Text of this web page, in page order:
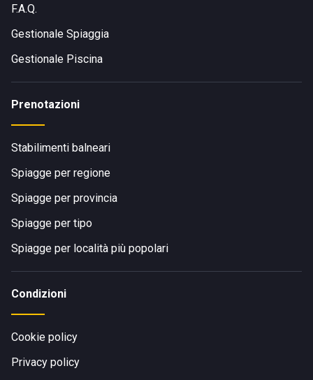
F.A.Q.
Gestionale Spiaggia
Gestionale Piscina
Prenotazioni
Stabilimenti balneari
Spiagge per regione
Spiagge per provincia
Spiagge per tipo
Spiagge per località più popolari
Condizioni
Cookie policy
Privacy policy